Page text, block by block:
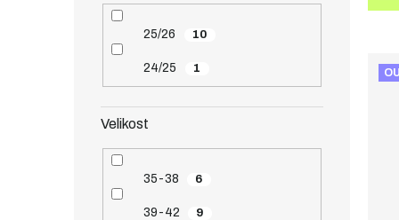
Velikost
35-38 6
39-42 9
25/26 10
24/25 1